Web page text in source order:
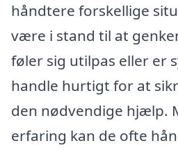
håndtere forskellige
være i stand til at
føler sig utilpas eller er
handle hurtigt for at
den nødvendige hjælp.
erfaring kan de ofte